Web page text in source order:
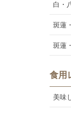
白・
斑蓮
斑蓮
食用
美味